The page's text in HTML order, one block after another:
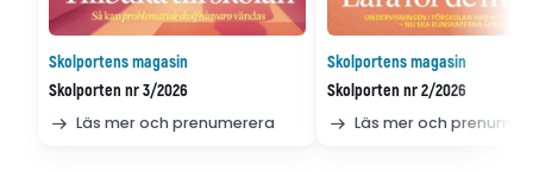
Skolportens magasin
Skolporten nr 3/2026
Läs mer och prenumerera
Skolportens magasin
Skolporten nr 2/2026
Läs mer och